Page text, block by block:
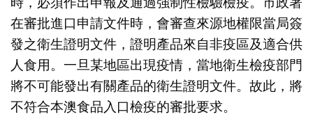
在審批進口申請文件時，會審查來源地權限當局簽
發之衛生證明文件，證明產品來自非疫區及適合供
人食用。一旦某地區出現疫情，當地衛生檢疫部門
將不可能發出有關產品的衛生證明文件。故此，將
不符合本澳食品入口檢疫的審批要求。